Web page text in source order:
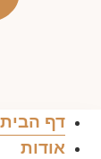
דף הבית
אודות